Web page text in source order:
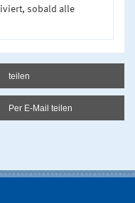
sobald alle
teilen
Per E-Mail teilen